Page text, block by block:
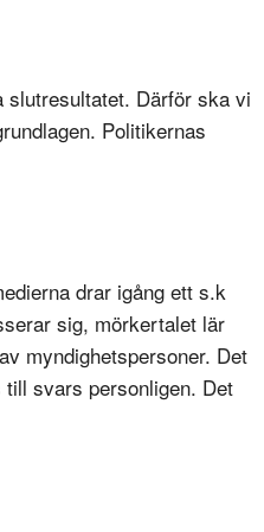
slutresultatet. Därför ska vi
Politikernas
drar igång ett s.k
sig, mörkertalet lär
myndighetspersoner. Det
svars personligen. Det